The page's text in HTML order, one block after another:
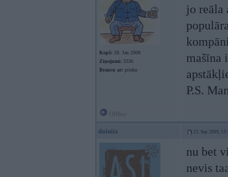
Kopš: 28. Jan 2008
Ziņojumi: 3336
Braucu ar: prieku
jo reāla
mašīna
P.S.
dainiiz 23. Sep 2009,
nu bet
nevis